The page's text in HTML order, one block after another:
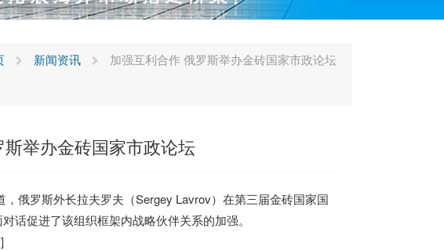
新闻资讯 加强互利合作 俄罗斯举办金砖国家市政论坛
举办金砖国家市政论坛
俄罗斯外长拉夫罗夫（Sergey Lavrov）在第三届金砖国家国
话促进了该组织框架内战略伙伴关系的加强。